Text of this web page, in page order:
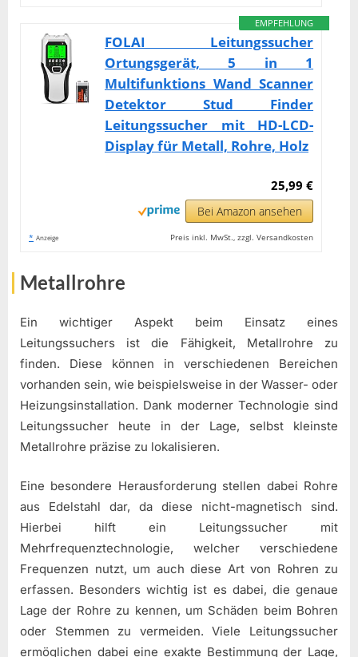
EMPFEHLUNG
FOLAI Leitungssucher
Ortungsgerät, 5 in 1
Multifunktions Wand Scanner
Detektor Stud Finder
Leitungssucher mit HD-LCD-
Display für Metall, Rohre, Holz
25,99 €
Bei Amazon ansehen
* Anzeige Preis inkl. MwSt., zzgl. Versandkosten
Metallrohre
Ein wichtiger Aspekt beim Einsatz eines
Leitungssuchers ist die Fähigkeit, Metallrohre zu
finden. Diese können in verschiedenen Bereichen
vorhanden sein, wie beispielsweise in der Wasser- oder
Heizungsinstallation. Dank moderner Technologie sind
Leitungssucher heute in der Lage, selbst kleinste
Metallrohre präzise zu lokalisieren.
Eine besondere Herausforderung stellen dabei Rohre
aus Edelstahl dar, da diese nicht-magnetisch sind.
Hierbei hilft ein Leitungssucher mit
Mehrfrequenztechnologie, welcher verschiedene
Frequenzen nutzt, um auch diese Art von Rohren zu
erfassen. Besonders wichtig ist es dabei, die genaue
Lage der Rohre zu kennen, um Schäden beim Bohren
oder Stemmen zu vermeiden. Viele Leitungssucher
ermöglichen dabei eine exakte Bestimmung der Lage,